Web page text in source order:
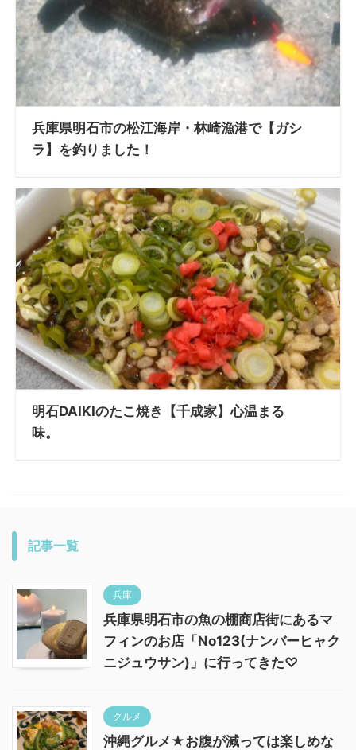
兵庫県明石市の松江海岸・林崎漁港で【ガシ
ラ】を釣りました！
明石DAIKIのたこ焼き【千成家】心温まる
味。
記事一覧
兵庫
兵庫県明石市の魚の棚商店街にあるマ
フィンのお店「No123(ナンバーヒャク
ニジュウサン)」に行ってきた♡
グルメ
沖縄グルメ★お腹が減っては楽しめな